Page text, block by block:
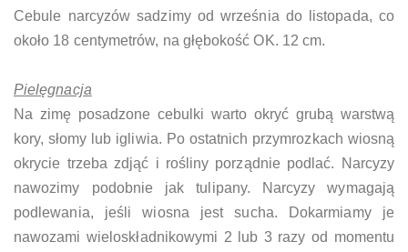
Cebule narcyzów sadzimy od września do listopada, co
około 18 centymetrów, na głębokość OK. 12 cm.
Pielęgnacja
Na zimę posadzone cebulki warto okryć grubą warstwą
kory, słomy lub igliwia. Po ostatnich przymrozkach wiosną
okrycie trzeba zdjąć i rośliny porządnie podlać. Narcyzy
nawozimy podobnie jak tulipany. Narcyzy wymagają
podlewania, jeśli wiosna jest sucha. Dokarmiamy je
nawozami wieloskładnikowymi 2 lub 3 razy od momentu